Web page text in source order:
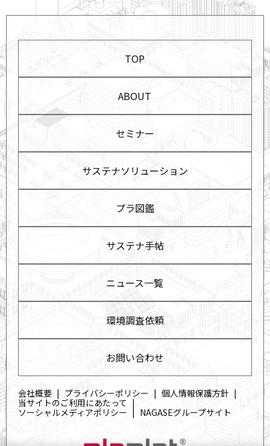
TOP
ABOUT
セミナー
サステナソリューション
プラ図鑑
サステナ手帖
ニュース一覧
環境調査依頼
お問い合わせ
会社概要 プライバシーポリシー
個人情報保護方針
当サイトのご利用にあたって
ソーシャルメディアポリシー
NAGASEグループサイト